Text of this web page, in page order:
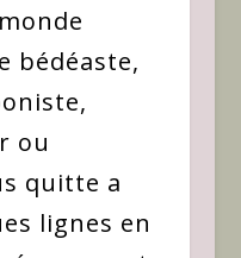
bédéaste,
ou
quitte a
lignes en